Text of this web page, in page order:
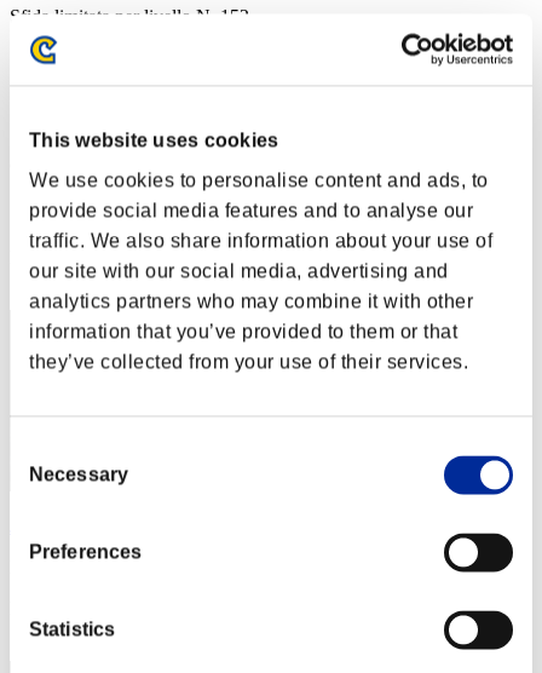
This website uses cookies
We use cookies to personalise content and ads, to
provide social media features and to analyse our
traffic. We also share information about your use of
our site with our social media, advertising and
analytics partners who may combine it with other
information that you’ve provided to them or that
they’ve collected from your use of their services.
Selection
Necessary
Preferences
Statistics
Sfida limitata per livello N. 152
04.10.2016 15:00 (JST) - 10.10.2016 15:00 (JST)
Classifiche
51
52